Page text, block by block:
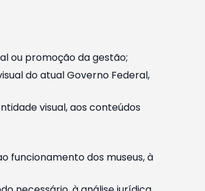
ou promoção da gestão;
do atual Governo Federal,
visual, aos conteúdos
funcionamento dos museus, à